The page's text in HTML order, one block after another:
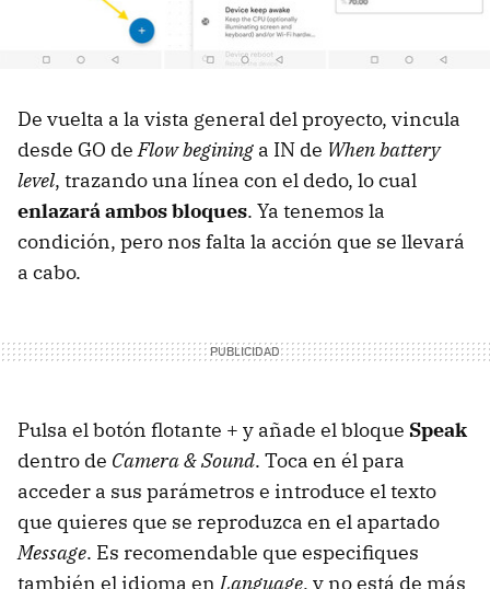
De vuelta a la vista general del proyecto, vincula
desde GO deFlow begining a IN de When battery
level, trazando una línea con el dedo, lo cual
enlazará ambos bloques. Ya tenemos la
condición, pero nos falta la acción que se llevará
a cabo.
Pulsa el botón flotante + y añade el bloque Speak
dentro de Camera & Sound. Toca en él para
acceder a sus parámetros e introduce el texto
que quieres que se reproduzca en el apartado
Message. Es recomendable que especifiques
también el idioma enLanguage, y no está de más